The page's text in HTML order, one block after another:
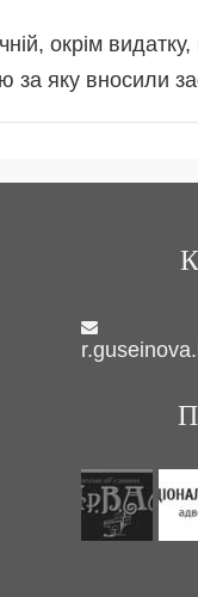
окрім
за яку вносили